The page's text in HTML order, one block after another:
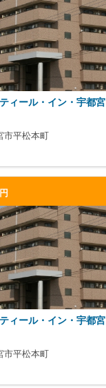
ィール・イン・宇都宮
市平松本町
ィール・イン・宇都宮
市平松本町